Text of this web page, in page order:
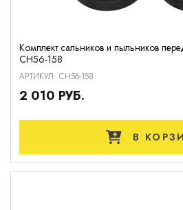
Комплект сальников и пыльников
CH56-158
АРТИКУЛ: CH56-158
2 010 РУБ.
В